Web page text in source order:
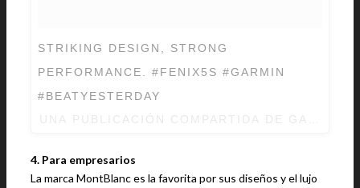
STRIKING DESIGN, STRONG
PERFORMANCE. #FENIX5S #GARMIN
#BEATYESTERDAY
4. Para empresarios
La marca MontBlanc es la favorita por sus diseños y el lujo